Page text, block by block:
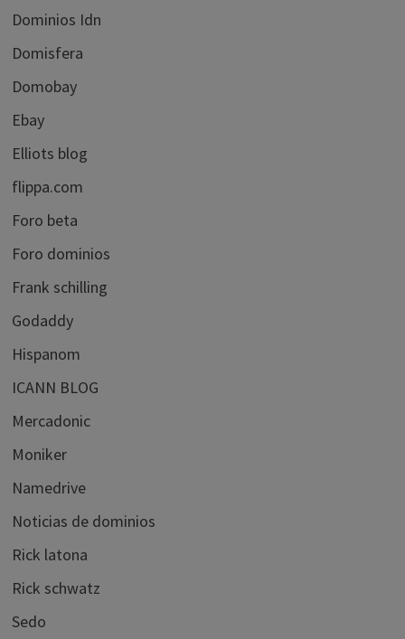
Dominios Idn
Domisfera
Domobay
Ebay
Elliots blog
flippa.com
Foro beta
Foro dominios
Frank schilling
Godaddy
Hispanom
ICANN BLOG
Mercadonic
Moniker
Namedrive
Noticias de dominios
Rick latona
Rick schwatz
Sedo